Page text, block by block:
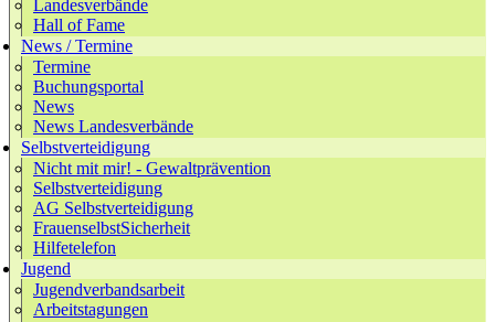
Landesverbände
Hall of Fame
News / Termine
Termine
Buchungsportal
News
News Landesverbände
Selbstverteidigung
Nicht mit mir! - Gewaltprävention
Selbstverteidigung
AG Selbstverteidigung
FrauenselbstSicherheit
Hilfetelefon
Jugend
Jugendverbandsarbeit
Arbeitstagungen